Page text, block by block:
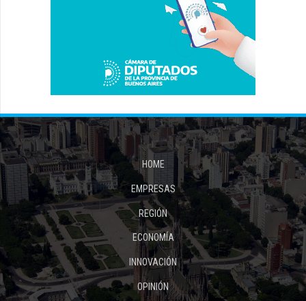
HOME
EMPRESAS
REGIÓN
ECONOMÍA
INNOVACIÓN
OPINIÓN